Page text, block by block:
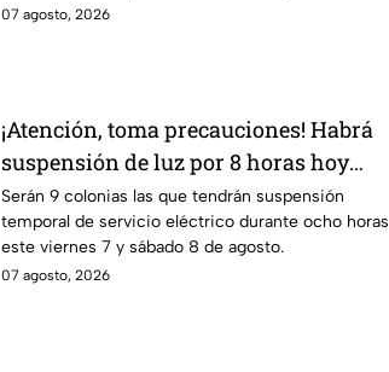
siguen en la zona
07 agosto, 2026
¡Atención, toma precauciones! Habrá
suspensión de luz por 8 horas hoy
viernes 7 y mañana sábado 8 de agosto
en 9 sitios
Serán 9 colonias las que tendrán suspensión
temporal de servicio eléctrico durante ocho horas
este viernes 7 y sábado 8 de agosto.
07 agosto, 2026